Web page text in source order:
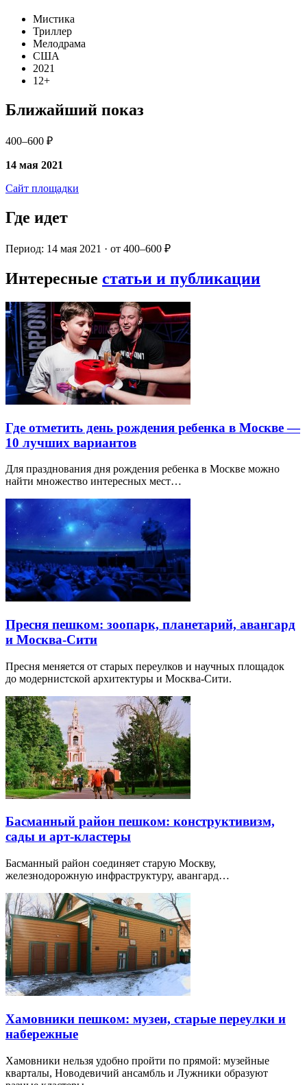
Мистика
Триллер
Мелодрама
США
2021
12+
Ближайший показ
400–600 ₽
14 мая 2021
Сайт площадки
Где идет
Период: 14 мая 2021 · от 400–600 ₽
Интересные статьи и публикации
Где отметить день рождения ребенка в Москве —
10 лучших вариантов
Для празднования дня рождения ребенка в Москве можно
найти множество интересных мест…
Пресня пешком: зоопарк, планетарий, авангард
и Москва-Сити
Пресня меняется от старых переулков и научных площадок
до модернистской архитектуры и Москва-Сити.
Басманный район пешком: конструктивизм,
сады и арт-кластеры
Басманный район соединяет старую Москву,
железнодорожную инфраструктуру, авангард…
Хамовники пешком: музеи, старые переулки и
набережные
Хамовники нельзя удобно пройти по прямой: музейные
кварталы, Новодевичий ансамбль и Лужники образуют